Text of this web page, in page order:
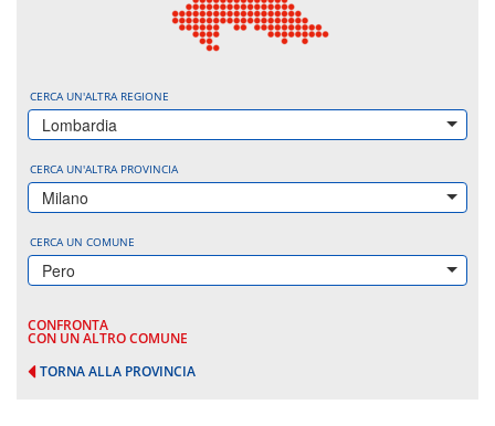
CERCA UN'ALTRA REGIONE
Lombardia
CERCA UN'ALTRA PROVINCIA
Milano
CERCA UN COMUNE
Pero
CONFRONTA
CON UN ALTRO COMUNE
TORNA ALLA PROVINCIA